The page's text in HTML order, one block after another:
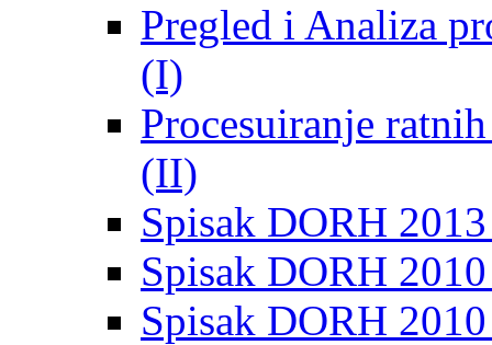
Pregled i Analiza
(I)
Procesuiranje
(II)
Spisak DORH
Spisak DORH
Spisak DORH